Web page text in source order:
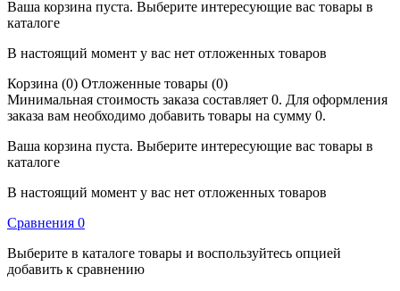
Ваша корзина пуста. Выберите интересующие вас товары в
каталоге
В настоящий момент у вас нет отложенных товаров
Корзина (0) Отложенные товары (0)
Минимальная стоимость заказа составляет 0. Для оформления
заказа вам необходимо добавить товары на сумму 0.
Ваша корзина пуста. Выберите интересующие вас товары в
каталоге
В настоящий момент у вас нет отложенных товаров
Cравнения 0
Выберите в каталоге товары и воспользуйтесь опцией
добавить к сравнению